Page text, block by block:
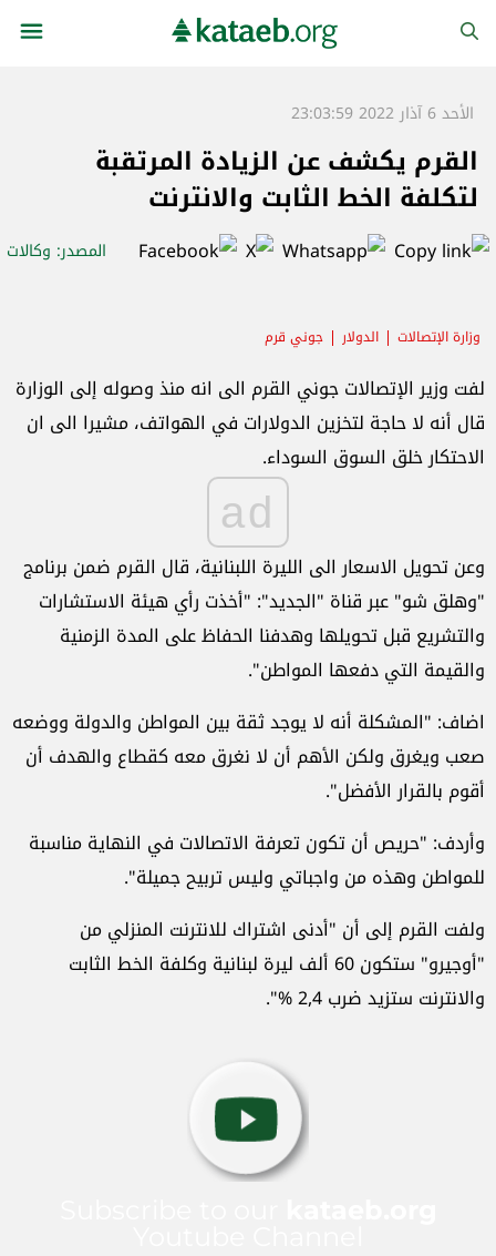
الأحد 6 آذار 2022 23:03:59
القرم يكشف عن الزيادة المرتقبة
لتكلفة الخط الثابت والانترنت
المصدر: وكالات
وزارة الإتصالات الدولار جوني قرم
لفت وزير الإتصالات جوني القرم الى انه منذ وصوله إلى الوزارة
قال أنه لا حاجة لتخزين الدولارات في الهواتف، مشيرا الى ان
الاحتكار خلق السوق السوداء.
ad
وعن تحويل الاسعار الى الليرة اللبنانية، قال القرم ضمن برنامج
"وهلق شو" عبر قناة "الجديد": "أخذت رأي هيئة الاستشارات
والتشريع قبل تحويلها وهدفنا الحفاظ على المدة الزمنية
والقيمة التي دفعها المواطن".
اضاف: "المشكلة أنه لا يوجد ثقة بين المواطن والدولة ووضعه
صعب ويغرق ولكن الأهم أن لا نغرق معه كقطاع والهدف أن
أقوم بالقرار الأفضل".
وأردف: "حريص أن تكون تعرفة الاتصالات في النهاية مناسبة
للمواطن وهذه من واجباتي وليس تربيح جميلة".
ولفت القرم إلى أن "أدنى اشتراك للانترنت المنزلي من
"أوجيرو" ستكون 60 ألف ليرة لبنانية وكلفة الخط الثابت
والانترنت ستزيد ضرب 2,4 %".